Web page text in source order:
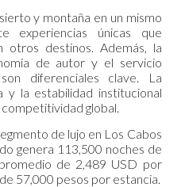
y montaña en un mismo
experiencias únicas que
otros destinos. Además, la
de autor y el servicio
diferenciales clave. La
y la estabilidad institucional
global.
de lujo en Los Cabos
genera 113,500 noches de
de 2,489 USD por
57,000 pesos por estancia.